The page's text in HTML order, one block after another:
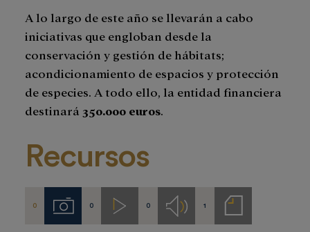
A lo largo de este año se llevarán a cabo
iniciativas que engloban desde la
conservación y gestión de hábitats;
acondicionamiento de espacios y protección
de especies. A todo ello, la entidad financiera
destinará 350.000 euros.
Recursos
0 Imágenes
0 Videos
0 Audios1
Notas
de